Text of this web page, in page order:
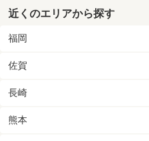
近くのエリアから探す
福岡
佐賀
長崎
熊本